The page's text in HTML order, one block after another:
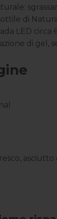
di
LED circa
di gel,